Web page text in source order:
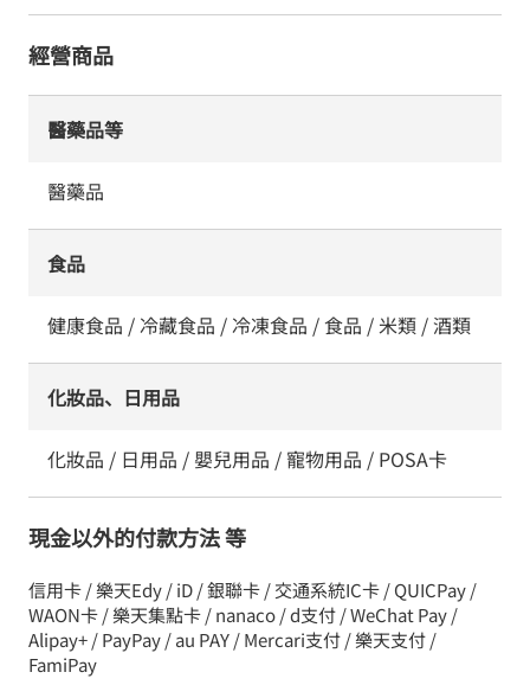
經營商品
醫藥品等
醫藥品
食品
健康食品 / 冷藏食品 / 冷凍食品 / 食品 / 米類 / 酒類
化妝品、日用品
化妝品 / 日用品 / 嬰兒用品 / 寵物用品 / POSA卡
現金以外的付款方法 等
信用卡 / 樂天Edy / iD / 銀聯卡 / 交通系統IC卡 / QUICPay /
WAON卡 / 樂天集點卡 / nanaco / d支付 / WeChat Pay /
Alipay+ / PayPay / au PAY / Mercari支付 / 樂天支付 /
FamiPay